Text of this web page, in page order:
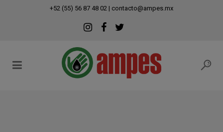
+52 (55) 56 87 48 02 | contacto@ampes.mx
modal-check